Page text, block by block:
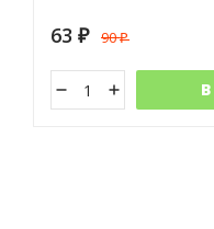
63 ₽ 90₽